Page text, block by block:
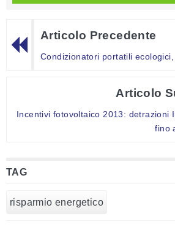
Articolo Precedente
Condizionatori portatili
Articolo
Incentivi fotovoltaico 2013: detrazioni
fino
TAG
risparmio energetico